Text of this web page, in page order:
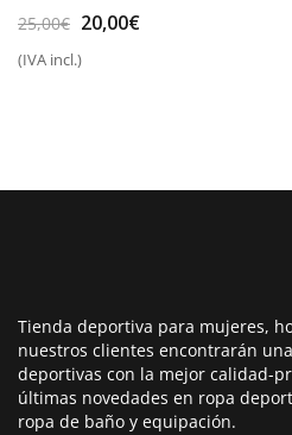
25,00€ El
original
20,00€El
(IVA incl.)
Tienda deportiva para mujeres,
nuestros clientes encontrarán
deportivas con la mejor calidad-
últimas novedades en ropa
ropa de baño y equipación.